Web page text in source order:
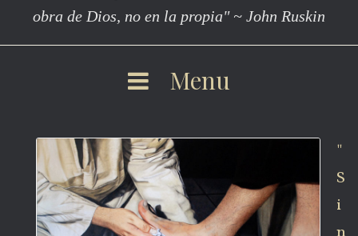
o
obra de Dios, no en la propia" ~ John Ruskin
Menu
"
S
i